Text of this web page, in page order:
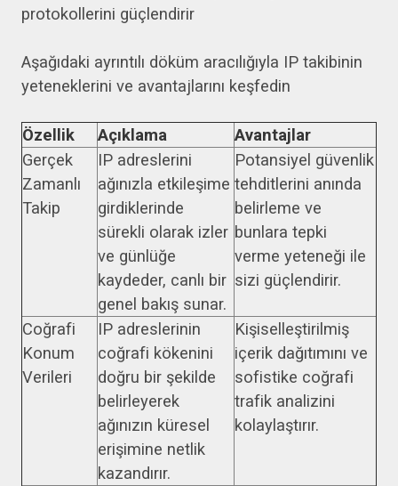
protokollerini güçlendirir
Aşağıdaki ayrıntılı döküm aracılığıyla IP takibinin
yeteneklerini ve avantajlarını keşfedin
Özellik Açıklama
Avantajlar
Gerçek
Zamanlı
Takip
IP adreslerini
ağınızla etkileşime
girdiklerinde
sürekli olarak izler
ve günlüğe
kaydeder, canlı bir
genel bakış sunar.
Potansiyel güvenlik
tehditlerini anında
belirleme ve
bunlara tepki
verme yeteneği ile
sizi güçlendirir.
Coğrafi
Konum
Verileri
IP adreslerinin
coğrafi kökenini
doğru bir şekilde
belirleyerek
ağınızın küresel
erişimine netlik
kazandırır.
Kişiselleştirilmiş
içerik dağıtımını ve
sofistike coğrafi
trafik analizini
kolaylaştırır.